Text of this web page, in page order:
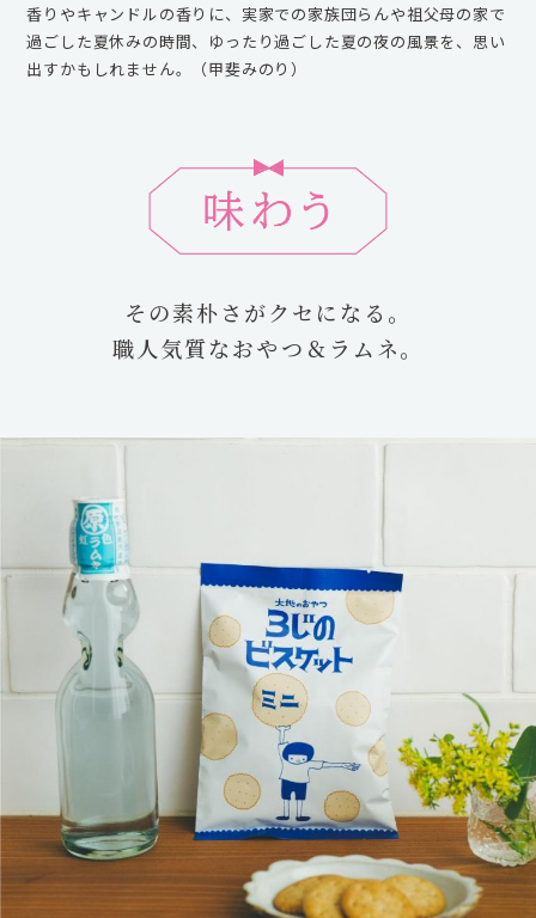
香りやキャンドルの香りに、実家での家族団らんや祖父母の家で
過ごした夏休みの時間、ゆったり過ごした夏の夜の風景を、思い
出すかもしれません。（甲斐みのり）
その素朴さがクセになる。
職人気質なおやつ＆ラムネ。